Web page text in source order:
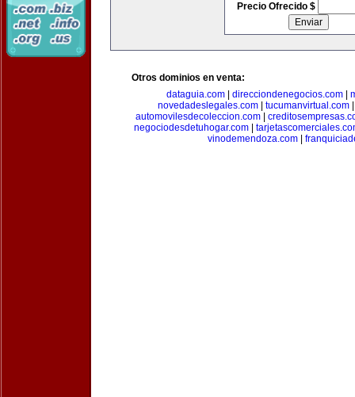
Precio Ofrecido $
Otros dominios en venta:
dataguia.com| direcciondenegocios.com|
novedadeslegales.com
tucumanvirtual.com
automovilesdecoleccion.com
negociodesdetuhogar.com
vinodemendoza.com|